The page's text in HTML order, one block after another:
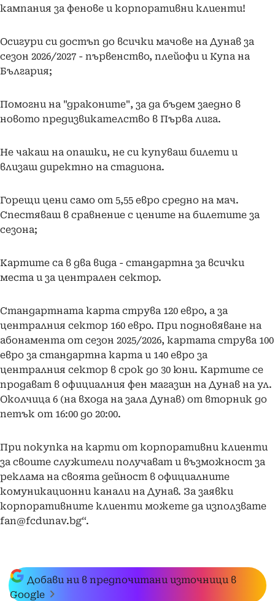
кампания за фенове и корпоративни клиенти!
Осигури си достъп до всички мачове на Дунав за
сезон 2026/2027 - първенство, плейофи и Купа на
България;
Помогни на "драконите", за да бъдем заедно в
новото предизвикателство в Първа лига.
Не чакаш на опашки, не си купуваш билети и
влизаш директно на стадиона.
Горещи цени само от 5,55 евро средно на мач.
Спестяваш в сравнение с цените на билетите за
сезона;
Картите са в два вида - стандартна за всички
места и за централен сектор.
Стандартната карта струва 120 евро, а за
централния сектор 160 евро. При подновяване на
абонамента от сезон 2025/2026, картата струва 100
евро за стандартна карта и 140 евро за
централния сектор в срок до 30 юни. Картите се
продават в официалния фен магазин на Дунав на ул.
Околчица 6 (на входа на зала Дунав) от вторник до
петък от 16:00 до 20:00.
При покупка на карти от корпоративни клиенти
за своите служители получават и възможност за
реклама на своята дейност в официалните
комуникационни канали на Дунав. За заявки
корпоративните клиенти можете да използвате
fan@fcdunav.bg“.
Добави ни в предпочитани източници в
Google